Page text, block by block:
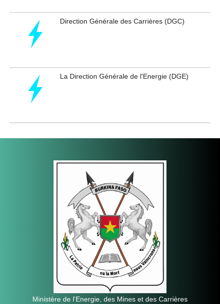
Direction Générale des Carrières (DGC)
La Direction Générale de l'Energie (DGE)
Ministère de l'Energie, des Mines et des Carrières